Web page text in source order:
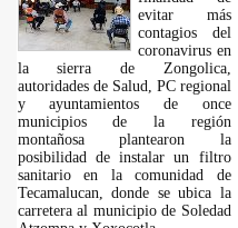
evitar más
contagios del
coronavirus en
la sierra de Zongolica,
autoridades de Salud, PC regional
y ayuntamientos de once
municipios de la región
montañosa plantearon la
posibilidad de instalar un filtro
sanitario en la comunidad de
Tecamalucan, donde se ubica la
carretera al municipio de Soledad